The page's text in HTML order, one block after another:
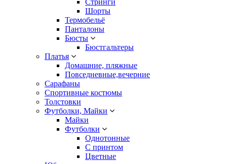
Стринги
Шорты
Термобельё
Панталоны
Бюсты
Бюстгальтеры
Платья
Домашние, пляжные
Повседневные,вечерние
Сарафаны
Спортивные костюмы
Толстовки
Футболки, Майки
Майки
Футболки
Однотонные
С принтом
Цветные